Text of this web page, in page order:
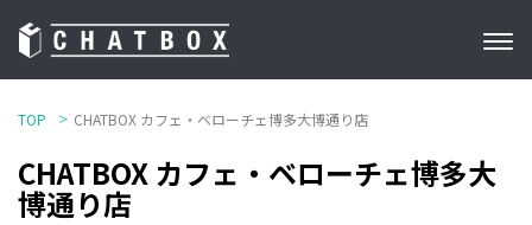
TOP CHATBOX カフェ・ベローチェ博多大博通り店
CHATBOX カフェ・ベローチェ博多大
博通り店